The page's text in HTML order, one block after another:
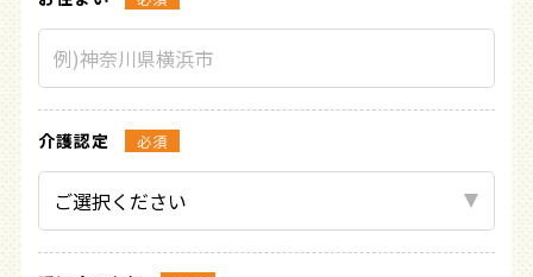
介護認定 必須